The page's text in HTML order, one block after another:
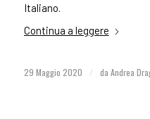
Italiano.
Continua a leggere
29 Maggio 2020 / da Andrea